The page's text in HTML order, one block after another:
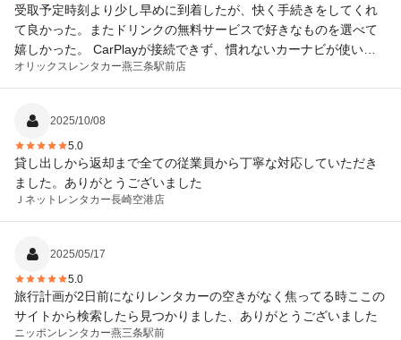
受取予定時刻より少し早めに到着したが、快く手続きをしてくれ
て良かった。またドリンクの無料サービスで好きなものを選べて
嬉しかった。 CarPlayが接続できず、慣れないカーナビが使いづ
らかった。
オリックスレンタカー燕三条駅前店
2025/10/08
5.0
貸し出しから返却まで全ての従業員から丁寧な対応していただき
ました。ありがとうございました
Ｊネットレンタカー長崎空港店
2025/05/17
5.0
旅行計画が2日前になりレンタカーの空きがなく焦ってる時ここの
サイトから検索したら見つかりました、ありがとうございました
ニッポンレンタカー燕三条駅前